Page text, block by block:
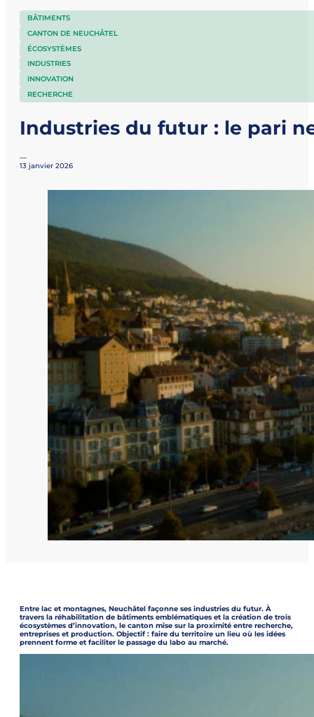
BÂTIMENTS
CANTON DE NEUCHÂTEL
ÉCOSYSTÈMES
INDUSTRIES
INNOVATION
RECHERCHE
Industries du futur : le pari
—
13 janvier 2026
Entre lac et montagnes, Neuchâtel façonne ses industries du futur. À
travers la réhabilitation de bâtiments emblématiques et la création de trois
écosystèmes d’innovation, le canton mise sur la proximité entre recherche,
entreprises et production. Objectif : faire du territoire un lieu où les idées
prennent forme et faciliter le passage du labo au marché.